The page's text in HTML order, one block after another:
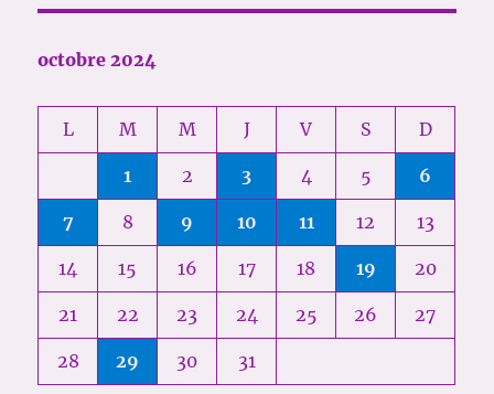
octobre 2024
L M M J V S D
1 2 3 4 5 6
7 8 9 10 11 12 13
14 15 16 17 18 19 20
21 22 23 24 25 26 27
28 29 30 31